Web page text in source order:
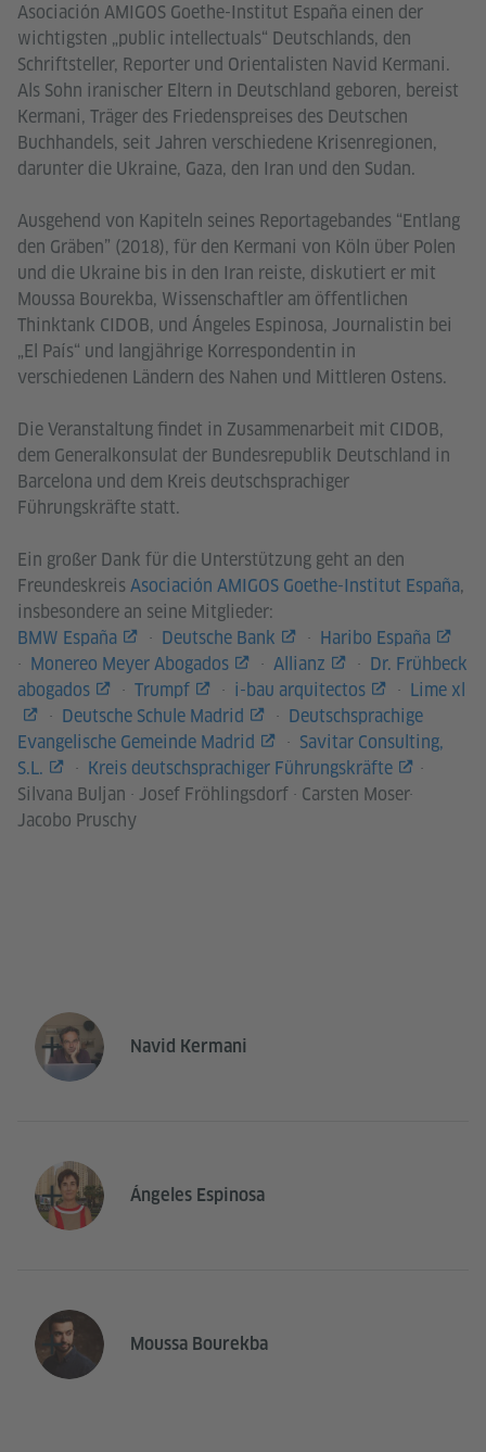
Asociación AMIGOS Goethe-Institut España einen der
wichtigsten „public intellectuals“ Deutschlands, den
Schriftsteller, Reporter und Orientalisten Navid Kermani.
Als Sohn iranischer Eltern in Deutschland geboren, bereist
Kermani, Träger des Friedenspreises des Deutschen
Buchhandels, seit Jahren verschiedene Krisenregionen,
darunter die Ukraine, Gaza, den Iran und den Sudan.
Ausgehend von Kapiteln seines Reportagebandes “Entlang
den Gräben” (2018), für den Kermani von Köln über Polen
und die Ukraine bis in den Iran reiste, diskutiert er mit
Moussa Bourekba, Wissenschaftler am öffentlichen
Thinktank CIDOB, und Ángeles Espinosa, Journalistin bei
„El País“ und langjährige Korrespondentin in
verschiedenen Ländern des Nahen und Mittleren Ostens.
Die Veranstaltung findet in Zusammenarbeit mit CIDOB,
dem Generalkonsulat der Bundesrepublik Deutschland in
Barcelona und dem Kreis deutschsprachiger
Führungskräfte statt.
Ein großer Dank für die Unterstützung geht an den
Freundeskreis Asociación AMIGOS Goethe-Institut España,
insbesondere an seine Mitglieder:
BMW España
· Deutsche Bank · Haribo España
· Monereo Meyer Abogados · Allianz · Dr. Frühbeck
abogados
· Trumpf · i-bau arquitectos · Lime xl
· Deutsche Schule Madrid · Deutschsprachige
Evangelische Gemeinde Madrid
· Savitar Consulting,
S.L.
· Kreis deutschsprachiger Führungskräfte
·
Silvana Buljan · Josef Fröhlingsdorf · Carsten Moser·
Jacobo Pruschy
Navid Kermani
Ángeles Espinosa
Moussa Bourekba